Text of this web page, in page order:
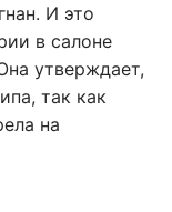
И это
в салоне
утверждает,
так как
на